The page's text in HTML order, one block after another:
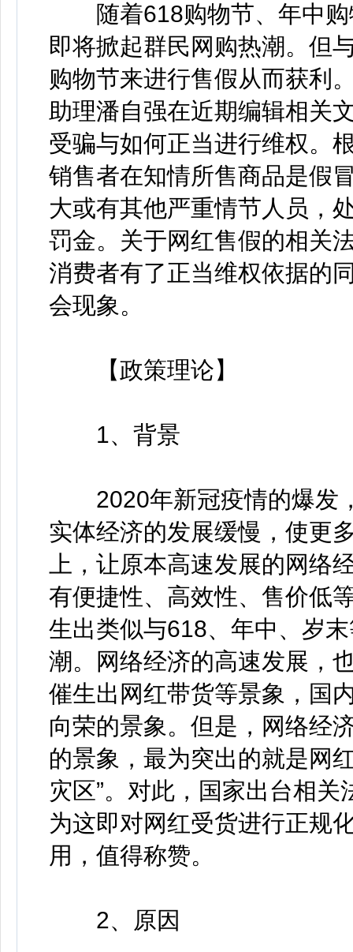
随着618购物节、年中购
即将掀起群民网购热潮。但
购物节来进行售假从而获利
助理潘自强在近期编辑相关
受骗与如何正当进行维权。
销售者在知情所售商品是假
大或有其他严重情节人员，
罚金。关于网红售假的相关
消费者有了正当维权依据的
会现象。
【政策理论】
1、背景
2020年新冠疫情的爆发
实体经济的发展缓慢，使更
上，让原本高速发展的网络
有便捷性、高效性、售价低
生出类似与618、年中、岁
潮。网络经济的高速发展，
催生出网红带货等景象，国
向荣的景象。但是，网络经
的景象，最为突出的就是网
灾区”。对此，国家出台相
为这即对网红受货进行正规
用，值得称赞。
2、原因